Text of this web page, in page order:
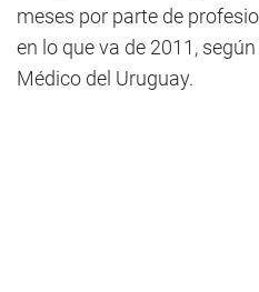
meses por parte de
en lo que va de 2011,
Médico del Uruguay.